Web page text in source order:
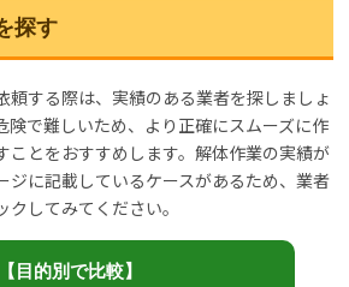
探す
頼する際は、実績のある業者を探しましょ
険で難しいため、より正確にスムーズに作
ことをおすすめします。解体作業の実績が
ジに記載しているケースがあるため、業者
してみてください。
【目的別で比較】